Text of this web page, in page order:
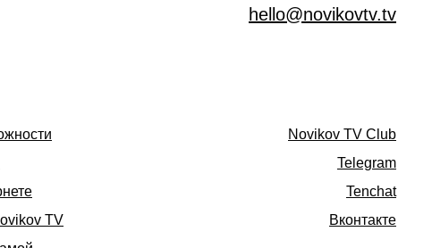
hello@novikovtv.tv
TV
Novikov TV Club
Telegram
Tenchat
Вконтакте